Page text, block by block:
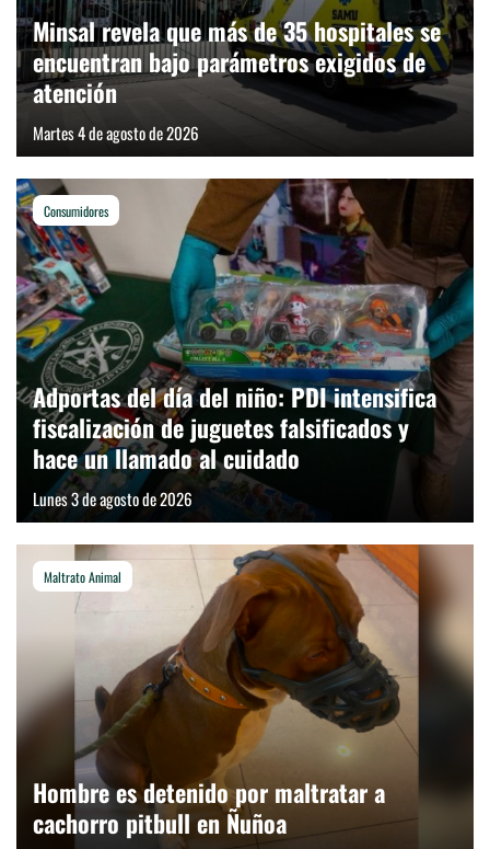
Minsal revela que más de 35 hospitales se
encuentran bajo parámetros exigidos de
atención
Martes 4 de agosto de 2026
Consumidores
Adportas del día del niño: PDI intensifica
fiscalización de juguetes falsificados y
hace un llamado al cuidado
Lunes 3 de agosto de 2026
Maltrato Animal
Hombre es detenido por maltratar a
cachorro pitbull en Ñuñoa